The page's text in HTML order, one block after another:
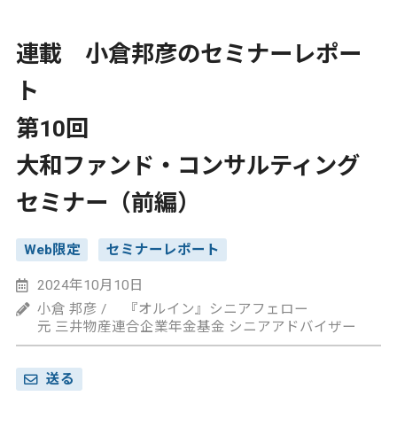
連載 小倉邦彦のセミナーレポー
ト
第10回
大和ファンド・コンサルティング
セミナー（前編）
Web限定 セミナーレポート
2024年10月10日
小倉 邦彦 / 『オルイン』シニアフェロー
元 三井物産連合企業年金基金 シニアアドバイザー
送る